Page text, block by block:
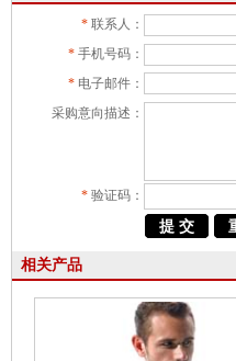
* 联系人：
* 手机号码：
* 电子邮件：
采购意向描述：
* 验证码：
相关产品